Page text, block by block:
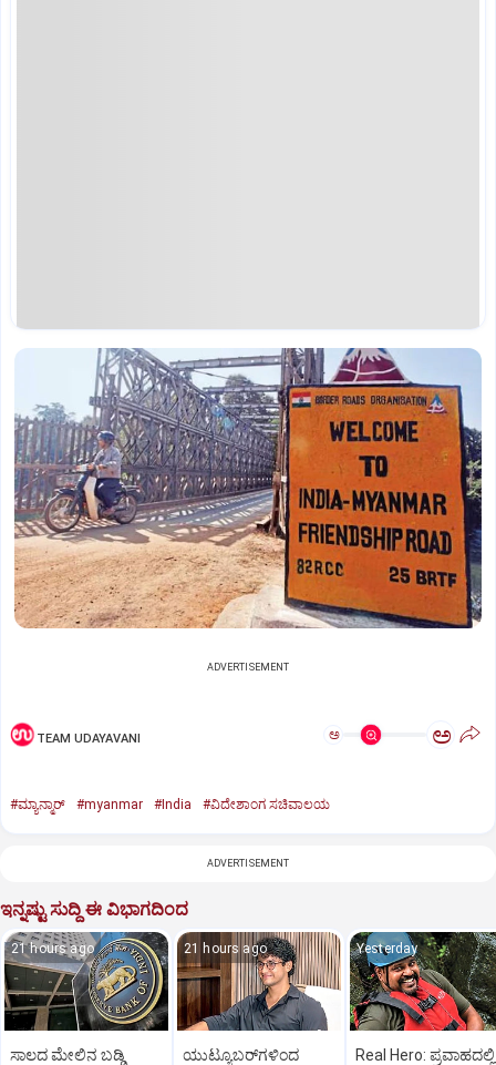
ADVERTISEMENT
TEAM UDAYAVANI ಅ ಅ
#ಮ್ಯಾನ್ಮಾರ್‌ #myanmar #India #ವಿದೇಶಾಂಗ ಸಚಿವಾಲಯ
ADVERTISEMENT
ಇನ್ನಷ್ಟು ಸುದ್ದಿ ಈ ವಿಭಾಗದಿಂದ
21 hours ago
ಸಾಲದ ಮೇಲಿನ ಬಡ್ಡಿ
21 hours ago
ಯುಟ್ಯೂಬರ್‌ಗಳಿಂದ
Yesterday
Real Hero: ಪ್ರವಾಹದಲ್ಲಿ